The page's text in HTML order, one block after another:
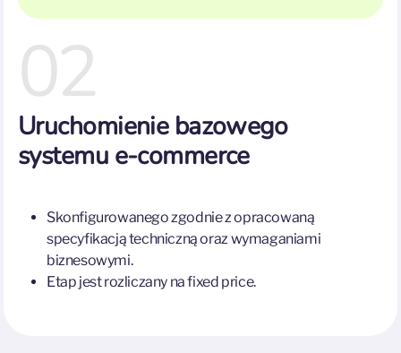
02
Uruchomienie bazowego
systemu e-commerce
Skonfigurowanego zgodnie z opracowaną
specyfikacją techniczną oraz wymaganiami
biznesowymi.
Etap jest rozliczany na fixed price.